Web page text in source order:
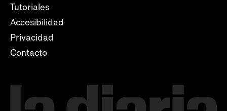
Tutoriales
Accesibilidad
Privacidad
Contacto